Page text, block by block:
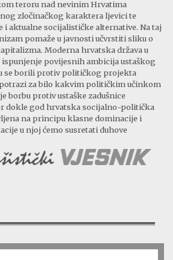
teroru nad nevinim Hrvatima
zločinačkog karaktera ljevici te
i aktualne socijalističke alternative. Na taj
pomaže u javnosti učvrstiti sliku o
Moderna hrvatska država u
povijesnih ambicija ustaškog
se borili protiv političkog projekta
za bilo kakvim političkim učinkom
borbu protiv ustaške zadušnice
dokle god hrvatska socijalno-politička
na principu klasne dominacije i
u njoj ćemo susretati duhove